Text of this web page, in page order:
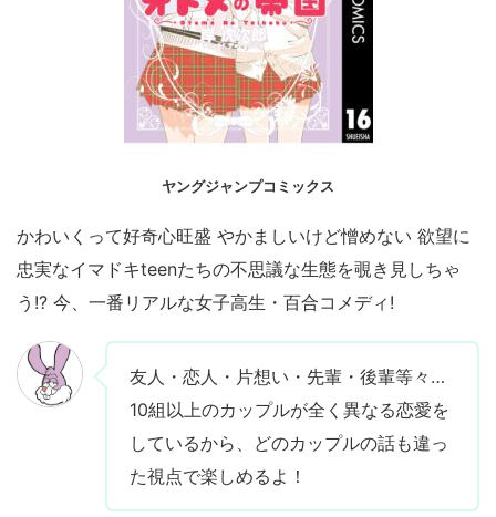
ヤングジャンプコミックス
かわいくって好奇心旺盛 やかましいけど憎めない 欲望に
忠実なイマドキteenたちの不思議な生態を覗き見しちゃ
う!? 今、一番リアルな女子高生・百合コメディ!
友人・恋人・片想い・先輩・後輩等々…
10組以上のカップルが全く異なる恋愛を
しているから、どのカップルの話も違っ
た視点で楽しめるよ！